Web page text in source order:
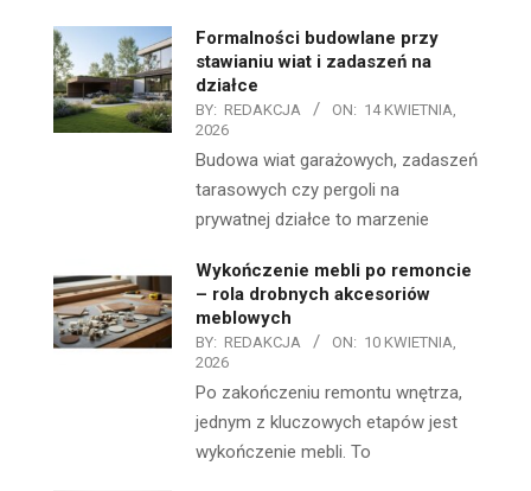
Formalności budowlane przy
stawianiu wiat i zadaszeń na
działce
BY: REDAKCJA ON: 14 KWIETNIA,
2026
Budowa wiat garażowych, zadaszeń
tarasowych czy pergoli na
prywatnej działce to marzenie
Wykończenie mebli po remoncie
– rola drobnych akcesoriów
meblowych
BY: REDAKCJA ON: 10 KWIETNIA,
2026
Po zakończeniu remontu wnętrza,
jednym z kluczowych etapów jest
wykończenie mebli. To